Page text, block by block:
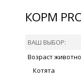
КОРМ
ВАШ ВЫБОР:
Возраст
Котята